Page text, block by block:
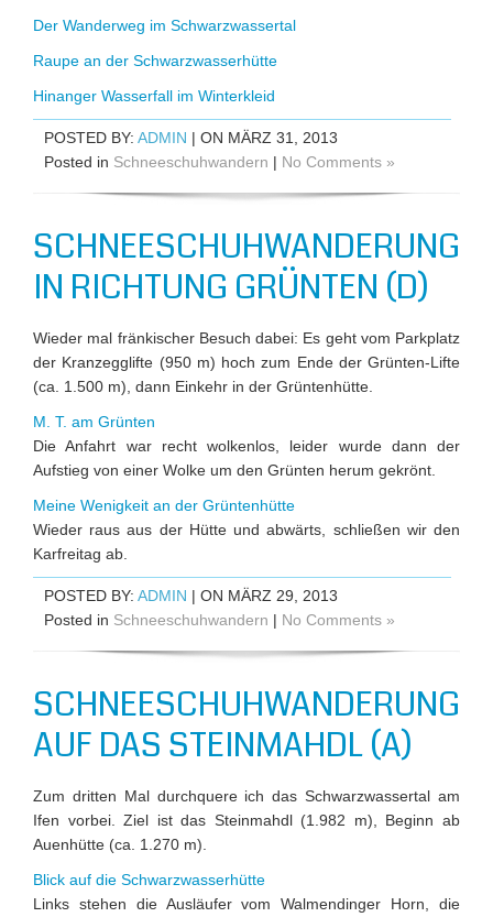
Der Wanderweg im Schwarzwassertal
Raupe an der Schwarzwasserhütte
Hinanger Wasserfall im Winterkleid
POSTED BY: ADMIN | ON MÄRZ 31, 2013
Posted in Schneeschuhwandern | No Comments »
SCHNEESCHUHWANDERUNG
IN RICHTUNG GRÜNTEN (D)
Wieder mal fränkischer Besuch dabei: Es geht vom Parkplatz
der Kranzegglifte (950 m) hoch zum Ende der Grünten-Lifte
(ca. 1.500 m), dann Einkehr in der Grüntenhütte.
M. T. am Grünten
Die Anfahrt war recht wolkenlos, leider wurde dann der
Aufstieg von einer Wolke um den Grünten herum gekrönt.
Meine Wenigkeit an der Grüntenhütte
Wieder raus aus der Hütte und abwärts, schließen wir den
Karfreitag ab.
POSTED BY: ADMIN | ON MÄRZ 29, 2013
Posted in Schneeschuhwandern | No Comments »
SCHNEESCHUHWANDERUNG
AUF DAS STEINMAHDL (A)
Zum dritten Mal durchquere ich das Schwarzwassertal am
Ifen vorbei. Ziel ist das Steinmahdl (1.982 m), Beginn ab
Auenhütte (ca. 1.270 m).
Blick auf die Schwarzwasserhütte
Links stehen die Ausläufer vom Walmendinger Horn, die